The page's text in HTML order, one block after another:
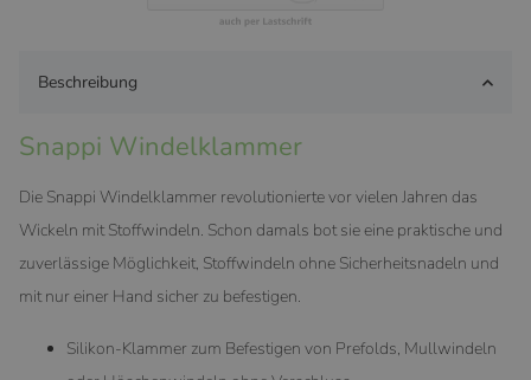
Beschreibung
Snappi Windelklammer
Die Snappi Windelklammer revolutionierte vor vielen Jahren das
Wickeln mit Stoffwindeln. Schon damals bot sie eine praktische und
zuverlässige Möglichkeit, Stoffwindeln ohne Sicherheitsnadeln und
mit nur einer Hand sicher zu befestigen.
Silikon-Klammer zum Befestigen von Prefolds, Mullwindeln